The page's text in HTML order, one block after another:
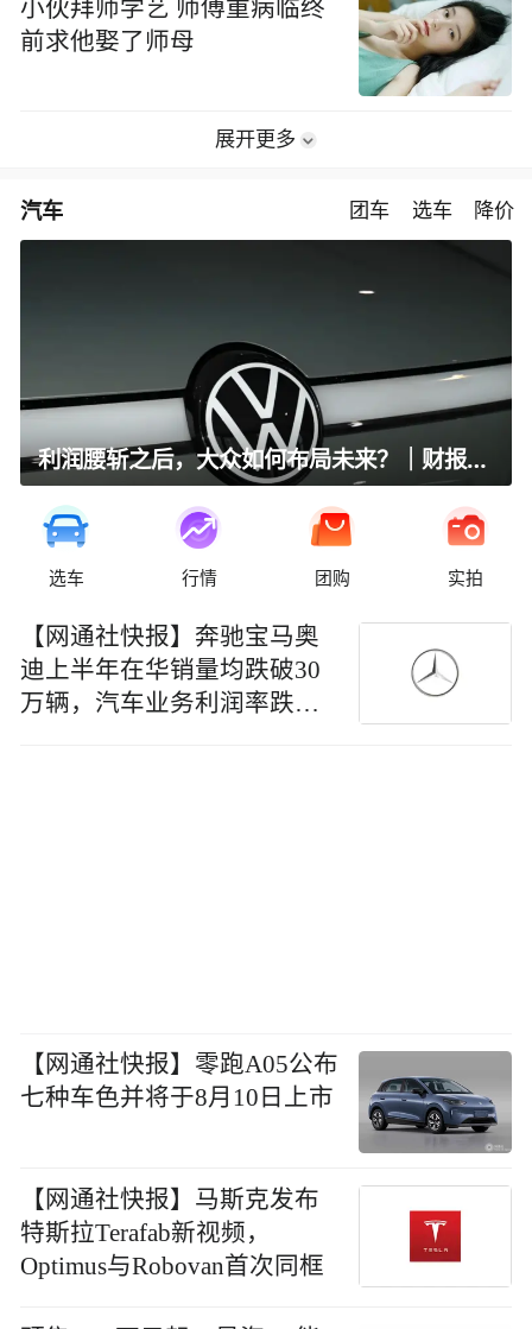
小伙拜师学艺 师傅重病临终
前求他娶了师母
展开更多
汽车 团车 选车 降价
利润腰斩之后，大众如何布局未来？｜财报全视角
选车 行情 团购 实拍
【网通社快报】奔驰宝马奥
迪上半年在华销量均跌破30
万辆，汽车业务利润率跌至
【网通社快报】零跑A05公布
七种车色并将于8月10日上市
【网通社快报】马斯克发布
特斯拉Terafab新视频，
Optimus与Robovan首次同框